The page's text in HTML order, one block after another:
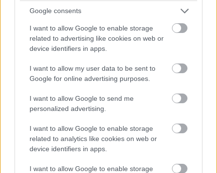
Google consents
I want to allow Google to enable storage
related to advertising like cookies on web or
device identifiers in apps.
I want to allow my user data to be sent to
Google for online advertising purposes.
I want to allow Google to send me
personalized advertising.
I want to allow Google to enable storage
related to analytics like cookies on web or
device identifiers in apps.
I want to allow Google to enable storage
harcoló lengyel autót. Nagyon szép versenyt teljesített az
hátránya Yifeijel szemben... Csakhogy van valami baj a #31-es
WRT emelőjével, így az utolsó kerékcserénél valamennyit
A Próban Pier Guidi és Garcia között 50 másodperc
van. Ezt egy safety car éppen-éppen lenullázhatja még, de
erőből ezt még annyira se lehet itt ledolgozni, ahogy a 100-at
az amatőrök között.